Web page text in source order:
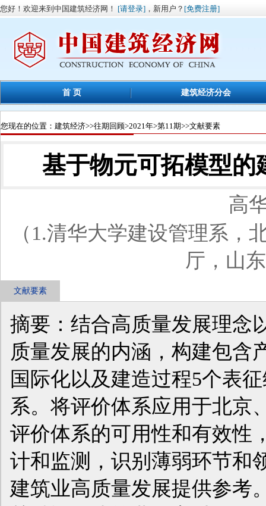
您好！欢迎来到中国建筑经济网！ [请登录] ，新用户？ [免费注册]
首 页 建筑经济分会
您现在的位置： 建筑经济>>往期回顾>2021年>第11期>>文献要素
基于物元可拓模型的
高
（1.清华大学建设管理系，
厅，山
文献要素
摘要：结合高质量发展理念
质量发展的内涵，构建包含
国际化以及建造过程5个表
系。将评价体系应用于北京
评价体系的可用性和有效性
计和监测，识别薄弱环节和
建筑业高质量发展提供参考